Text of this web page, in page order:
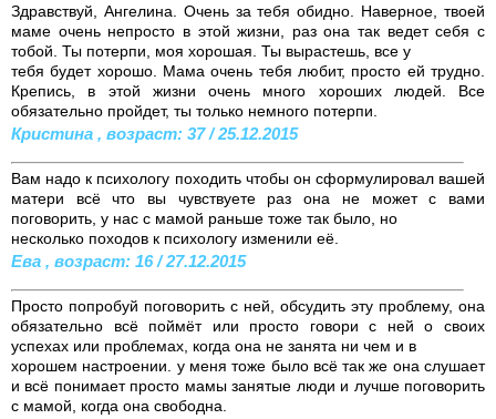
Здравствуй, Ангелина. Очень за тебя обидно. Наверное, твоей
маме очень непросто в этой жизни, раз она так ведет себя с
тобой. Ты потерпи, моя хорошая. Ты вырастешь, все у
тебя будет хорошо. Мама очень тебя любит, просто ей трудно.
Крепись, в этой жизни очень много хороших людей. Все
обязательно пройдет, ты только немного потерпи.
Кристина , возраст: 37 / 25.12.2015
Вам надо к психологу походить чтобы он сформулировал вашей
матери всё что вы чувствуете раз она не может с вами
поговорить, у нас с мамой раньше тоже так было, но
несколько походов к психологу изменили её.
Ева , возраст: 16 / 27.12.2015
Просто попробуй поговорить с ней, обсудить эту проблему, она
обязательно всё поймёт или просто говори с ней о своих
успехах или проблемах, когда она не занята ни чем и в
хорошем настроении. у меня тоже было всё так же она слушает
и всё понимает просто мамы занятые люди и лучше поговорить
с мамой, когда она свободна.